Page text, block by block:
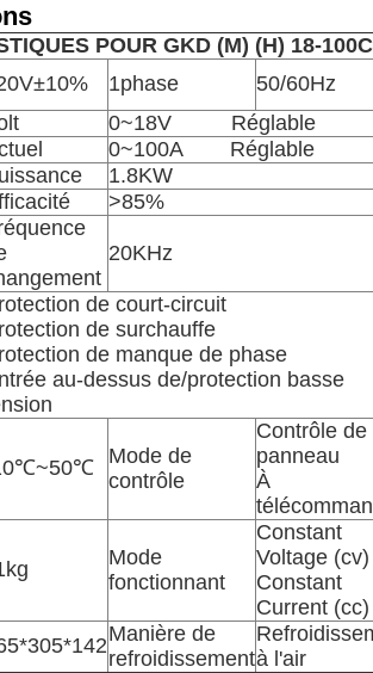
POUR GKD (M) (H) 18-
1phase 50/60Hz
0~18V Réglable
0~100A Réglable
1.8KW
>85%
20KHz
de court-circuit
de surchauffe
de manque de phase
au-dessus de/protection basse
Mode de
contrôle
Contrôle de
panneau
À
Mode
fonctionnant
Constant
Voltage (cv)
Constant
Current (cc)
Manière de
refroidissementà l'air